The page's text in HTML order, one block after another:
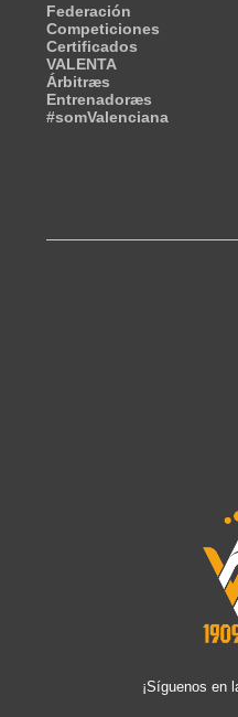
Federación
Competiciones
Certificados
VALENTA
Árbitræs
Entrenadoræs
#somValenciana
¡Síguenos en